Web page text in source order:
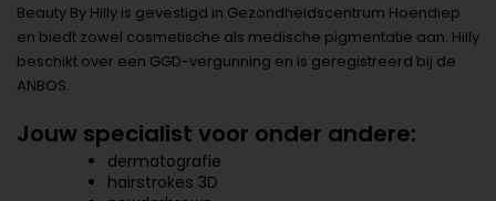
Beauty By Hilly is gevestigd in Gezondheidscentrum Hoendiep
en biedt zowel cosmetische als medische pigmentatie aan. Hilly
beschikt over een GGD-vergunning en is geregistreerd bij de
ANBOS.
Jouw specialist voor onder andere:
dermatografie
hairstrokes 3D